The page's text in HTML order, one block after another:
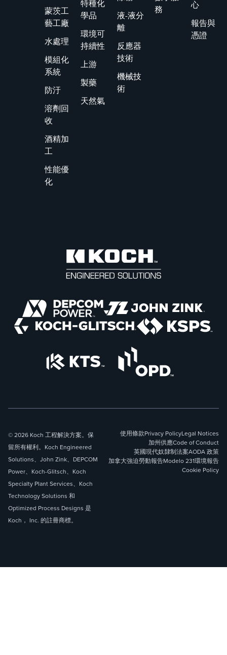
蒙茨工
藝工廠
水處理
模組化
系統
防汙
溶劑回
收
酒精加
工
性能優
化
特種化
學品
環境可
持續性
上游
製藥
天然氣
液-液分
離
反應器
技術
機械技
術
務
心
報告與
憑證
© 2026 Koch 工程解決方案。保
留所有權利。Koch Engineered
Solutions、John Zink、DEPCOM
Power、Koch-Glitsch、Koch
Specialty Plant Services、Koch
Technology Solutions 和
Optimized Process Designs 是
Koch， Inc. 的註冊商標。
使用條款Privacy PolicyLegal Notices
加州供應Code of Conduct
英國現代奴隸制法案AODA 政策
加拿大強迫勞動報告Modelo 231環境報告
Cookie Policy